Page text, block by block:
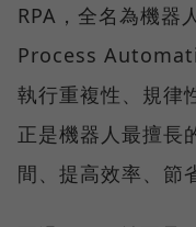
RPA，全名為機器
Process
執行重複性、規律
正是機器人最擅長
間、提高效率、節